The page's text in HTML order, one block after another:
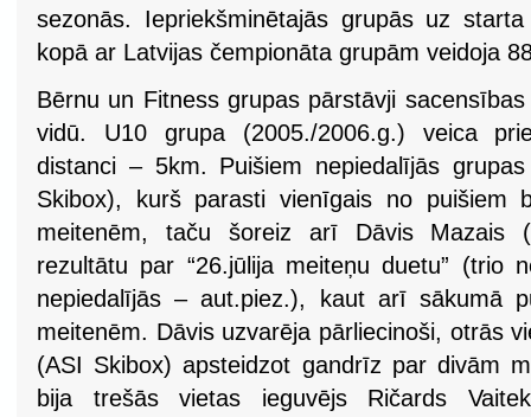
sezonās. Iepriekšminētajās grupās uz
kopā ar Latvijas čempionāta grupām veidoja
Bērnu un Fitness grupas pārstāvji
vidū. U10 grupa (2005./2006.g.) veica
distanci – 5km. Puišiem nepiedalījās
Skibox), kurš parasti vienīgais no puišiem
meitenēm, taču šoreiz arī Dāvis Mazais
rezultātu par “26.jūlija meiteņu duetu” (trio
nepiedalījās – aut.piez.), kaut arī sākumā
meitenēm. Dāvis uzvarēja pārliecinoši, otrās
(ASI Skibox) apsteidzot gandrīz par divām
bija trešās vietas ieguvējs Ričards